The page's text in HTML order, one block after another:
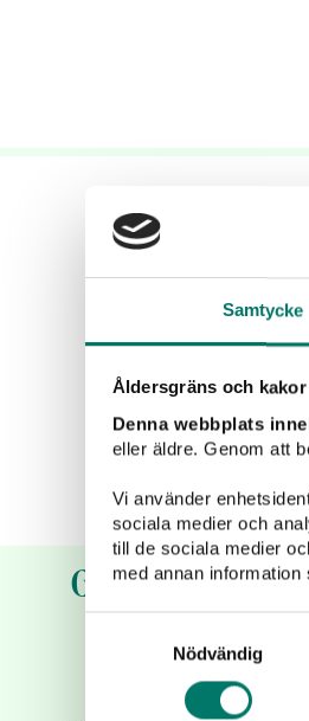
Samtycke
Åldersgräns och kakor
Denna webbplats
eller äldre. Genom att
Vi använder
sociala medier och
till de sociala medier
med annan
Nödvändig
Gran Castillo
239 kr